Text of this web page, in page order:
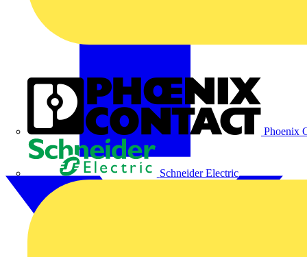
Phoenix
Schneider Electric